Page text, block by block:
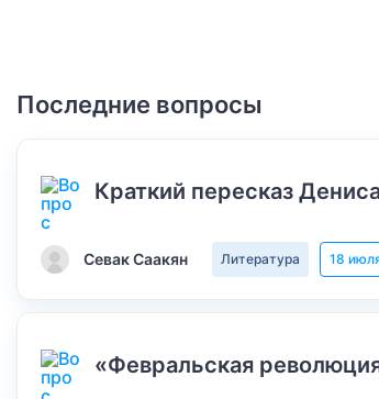
Последние вопросы
Краткий пересказ
Севак Саакян Литература 18
«Февральская